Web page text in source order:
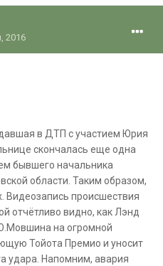
2016
в ДТП с участием Юрия
скончалась еще одна
бывшего начальника
области. Таким образом,
Видеозапись происшествия
отчётливо видно, как Лэнд
на огромной
Тойота Премио и уносит
удара. Напомним, авария